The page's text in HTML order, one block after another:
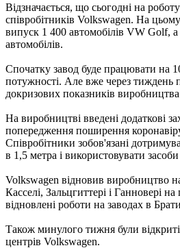
Відзначається, що сьогодні на
співробітників Volkswagen. На
випуск 1 400 автомобілів VW Golf,
автомобілів.
Спочатку завод буде працювати на
потужності. Але вже через тиждень
докризових показників
На виробництві введені додаткові
попередження поширення
Співробітники зобов'язані
в 1,5 метра і використовувати
Volkswagen відновив виробництво
Касселі, Зальцгиттері і Ганновері
відновлені роботи на заводах в
Також минулого тижня були
центрів Volkswagen.